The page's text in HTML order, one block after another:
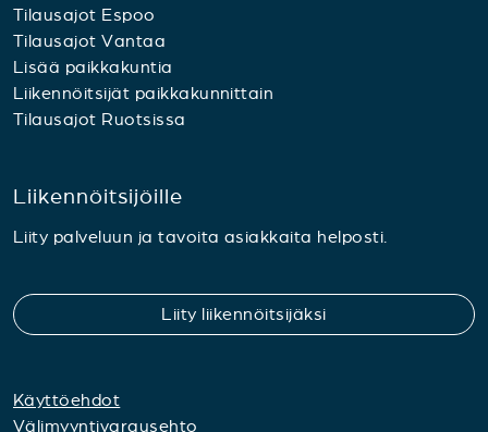
Tilausajot Espoo
Tilausajot Vantaa
Lisää paikkakuntia
Liikennöitsijät paikkakunnittain
Tilausajot Ruotsissa
Liikennöitsijöille
Liity palveluun ja tavoita asiakkaita helposti.
Liity liikennöitsijäksi
Käyttöehdot
Välimyyntivarausehto